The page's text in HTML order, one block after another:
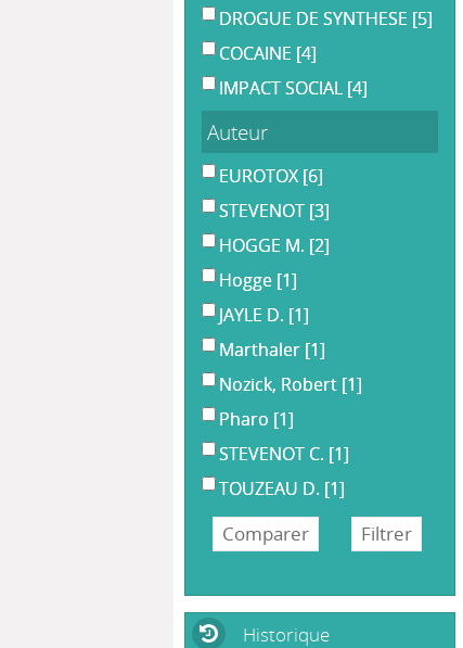
DROGUE DE SYNTHESE [5]
COCAINE [4]
IMPACT SOCIAL [4]
Auteur
EUROTOX [6]
STEVENOT [3]
HOGGE M. [2]
Hogge [1]
JAYLE D. [1]
Marthaler [1]
Nozick, Robert [1]
Pharo [1]
STEVENOT C. [1]
TOUZEAU D. [1]
Historique